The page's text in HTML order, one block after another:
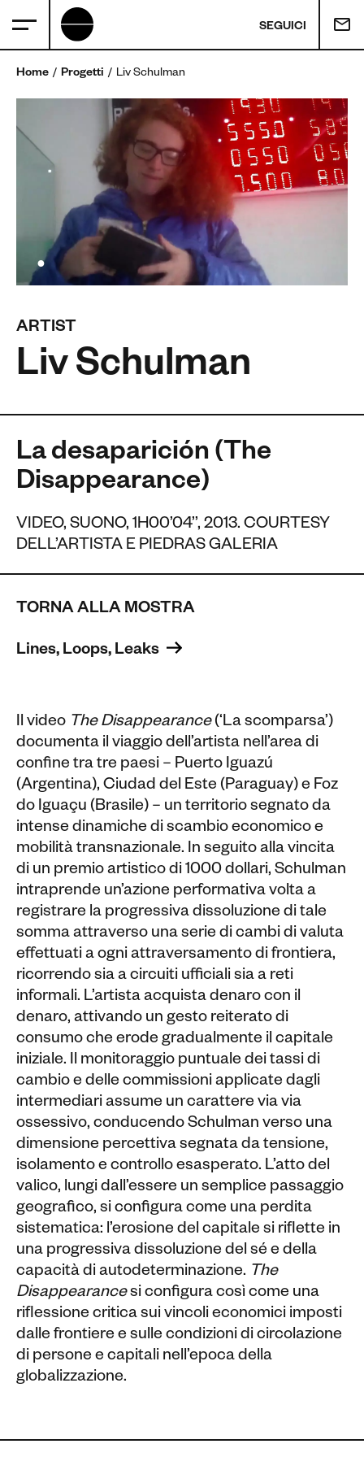
SEGUICI
Home Progetti Liv Schulman
ARTIST
Liv Schulman
La desaparición (The
Disappearance)
VIDEO, SUONO, 1H00’04’’, 2013. COURTESY
DELL’ARTISTA E PIEDRAS GALERIA
TORNA ALLA MOSTRA
Lines, Loops, Leaks
Il video The Disappearance(‘La scomparsa’)
documenta il viaggio dell’artista nell’area di
confine tra tre paesi – Puerto Iguazú
(Argentina), Ciudad del Este (Paraguay) e Foz
do Iguaçu (Brasile) – un territorio segnato da
intense dinamiche di scambio economico e
mobilità transnazionale. In seguito alla vincita
di un premio artistico di 1000 dollari, Schulman
intraprende un’azione performativa volta a
registrare la progressiva dissoluzione di tale
somma attraverso una serie di cambi di valuta
effettuati a ogni attraversamento di frontiera,
ricorrendo sia a circuiti ufficiali sia a reti
informali. L’artista acquista denaro con il
denaro, attivando un gesto reiterato di
consumo che erode gradualmente il capitale
iniziale. Il monitoraggio puntuale dei tassi di
cambio e delle commissioni applicate dagli
intermediari assume un carattere via via
ossessivo, conducendo Schulman verso una
dimensione percettiva segnata da tensione,
isolamento e controllo esasperato. L’atto del
valico, lungi dall’essere un semplice passaggio
geografico, si configura come una perdita
sistematica: l’erosione del capitale si riflette in
una progressiva dissoluzione del sé e della
capacità di autodeterminazione. The
Disappearancesi configura così come una
riflessione critica sui vincoli economici imposti
dalle frontiere e sulle condizioni di circolazione
di persone e capitali nell’epoca della
globalizzazione.